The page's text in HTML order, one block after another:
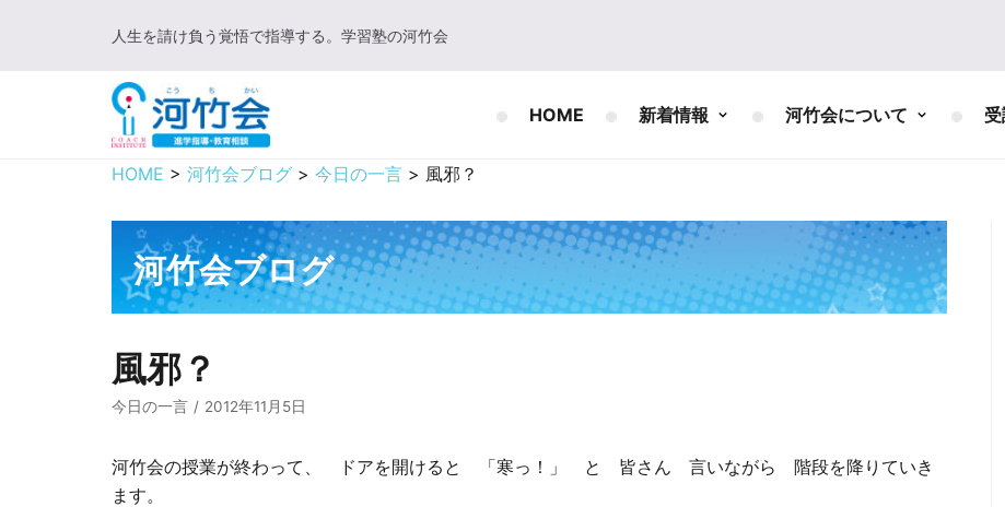
人生を請け負う覚悟で指導する。学習塾の河竹会
HOME 新着情報 河竹会について
HOME > 河竹会ブログ > 今日の一言 > 風邪？
河竹会ブログ
風邪？
今日の一言 2012年11月5日
河竹会の授業が終わって、 ドアを開けると 「寒っ！」 と 皆さん 言いながら 階段を降りていき
ます。